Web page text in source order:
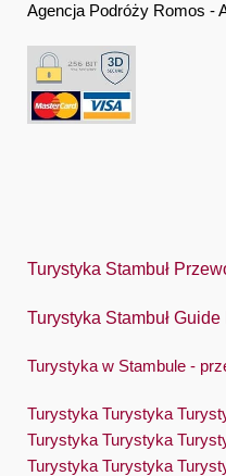
Indonesia
Italiano
Português
Русский
Español
Swedish
Türkçe
Agencja Podróży Romos -
Turystyka Stambuł
Turystyka Stambuł Guide
Turystyka w Stambule -
Turystyka Turystyka
Turystyka Turystyka
Turystyka Turystyka